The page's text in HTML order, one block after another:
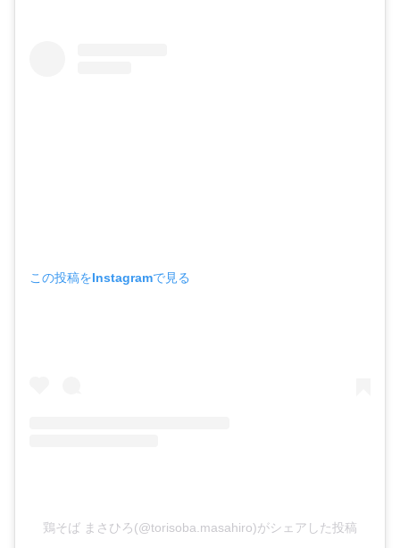
この投稿をInstagramで見る
鶏そば まさひろ(@torisoba.masahiro)がシェアした投稿